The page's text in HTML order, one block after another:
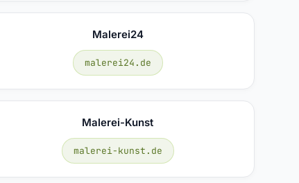
Malerei24
malerei24.de
Malerei-Kunst
malerei-kunst.de